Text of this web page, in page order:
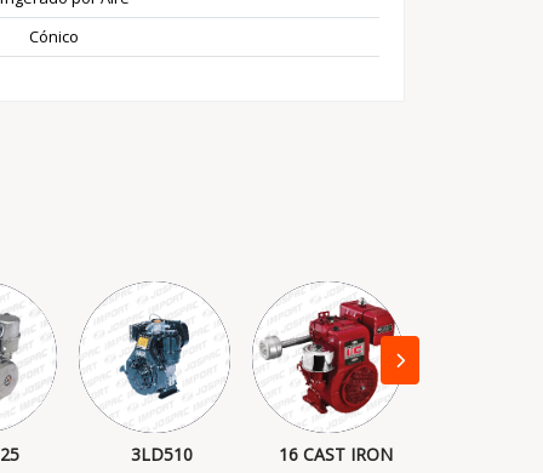
Cónico
3LD510 16 CAST IRON